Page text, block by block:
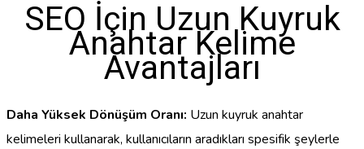
SEO İçin Uzun Kuyruk
Anahtar Kelime
Avantajları
Daha Yüksek Dönüşüm Oranı: Uzun kuyruk anahtar
kelimeleri kullanarak, kullanıcıların aradıkları spesifik şeylerle